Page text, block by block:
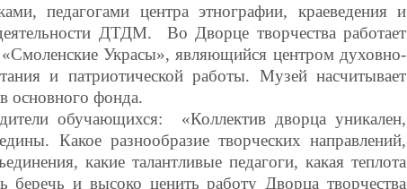
педагогами центра этнографии, краеведения и
ДТДМ. Во Дворце творчества работает
«Смоленские Украсы», являющийся центром духовно-
и патриотической работы. Музей насчитывает
основного фонда.
обучающихся: «Коллектив дворца уникален,
Какое разнообразие творческих направлений,
какие талантливые педагоги, какая теплота
беречь и высоко ценить работу Дворца творчества